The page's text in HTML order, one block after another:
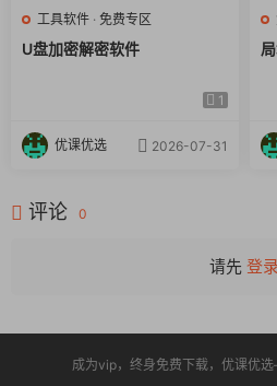
工具软件 · 免费专区
U盘加密解密软件
1
优课优选 2026-07-31
评论 0
请先 登录
成为vip，终身免费下载，优课优